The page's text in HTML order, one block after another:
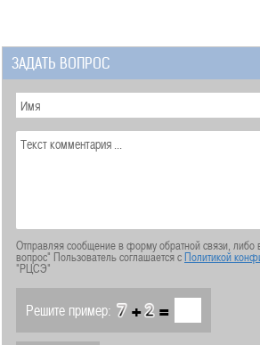
ЗАДАТЬ ВОПРОС
Отправляя сообщение в форму обратной связи, либо
вопрос" Пользователь соглашается сПолитикой
"РЦСЭ"
Решите пример: + =